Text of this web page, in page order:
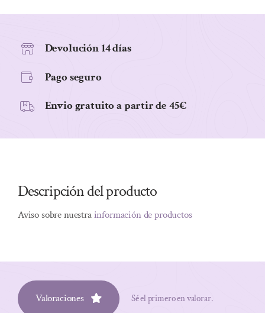
cantidad
Devolución 14 días
Pago seguro
Envio gratuito a partir de 45€
Descripción del producto
Aviso sobre nuestrainformación de productos
Valoraciones Sé el primero en valorar.